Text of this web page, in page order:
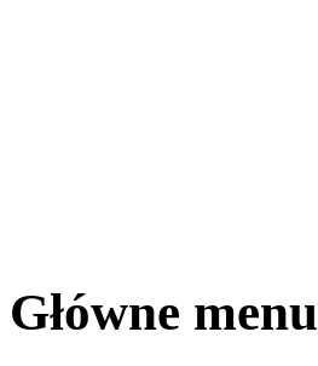
Główne menu